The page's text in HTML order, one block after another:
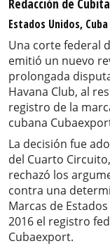
Redacción de
Estados Unidos, Cuba
Una corte federal
emitió un nuevo
prolongada
Havana Club, al
registro de la
cubana
La decisión fue
del Cuarto
rechazó los
contra una
Marcas de
2016 el registro
Cubaexport.